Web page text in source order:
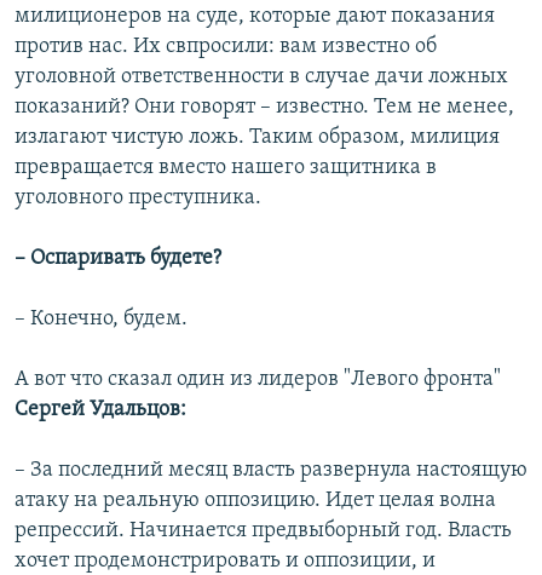
милиционеров на суде, которые дают показания
против нас. Их свпросили: вам известно об
уголовной ответственности в случае дачи ложных
показаний? Они говорят – известно. Тем не менее,
излагают чистую ложь. Таким образом, милиция
превращается вместо нашего защитника в
уголовного преступника.
– Оспаривать будете?
– Конечно, будем.
А вот что сказал один из лидеров "Левого фронта"
Сергей Удальцов:
– За последний месяц власть развернула настоящую
атаку на реальную оппозицию. Идет целая волна
репрессий. Начинается предвыборный год. Власть
хочет продемонстрировать и оппозиции, и